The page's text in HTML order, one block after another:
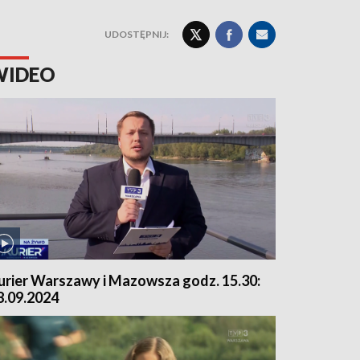
UDOSTĘPNIJ:
Warszawy i Mazowsza godz. 15.30: